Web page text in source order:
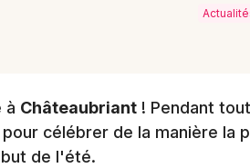
à Châteaubriant ! Pendant
célébrer de la manière la
de l'été.